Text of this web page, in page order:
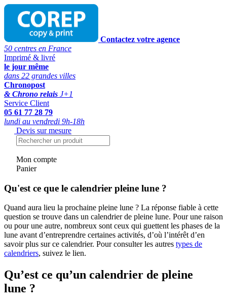
Contactez votre agence
50 centres en France
Imprimé & livré
le jour même
dans 22 grandes villes
Chronopost
& Chrono relais J+1
Service Client
05 61 77 28 79
lundi au vendredi 9h-18h
Devis sur mesure
Mon compte
Panier
Qu'est ce que le calendrier pleine lune ?
Quand aura lieu la prochaine pleine lune ? La réponse fiable à cette
question se trouve dans un calendrier de pleine lune. Pour une raison
ou pour une autre, nombreux sont ceux qui guettent les phases de la
lune avant d’entreprendre certaines activités, d’où l’intérêt d’en
savoir plus sur ce calendrier. Pour consulter les autres types de
calendriers, suivez le lien.
Qu’est ce qu’un calendrier de pleine
lune ?